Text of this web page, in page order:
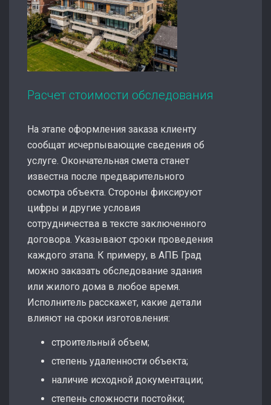
Расчет стоимости обследования
На этапе оформления заказа клиенту
сообщат исчерпывающие сведения об
услуге. Окончательная смета станет
известна после предварительного
осмотра объекта. Стороны фиксируют
цифры и другие условия
сотрудничества в тексте заключенного
договора. Указывают сроки проведения
каждого этапа. К примеру, в АПБ Град
можно заказать обследование здания
или жилого дома в любое время.
Исполнитель расскажет, какие детали
влияют на сроки изготовления:
строительный объем;
степень удаленности объекта;
наличие исходной документации;
степень сложности постойки;